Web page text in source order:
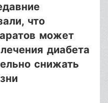
что
может
диабета
снижать